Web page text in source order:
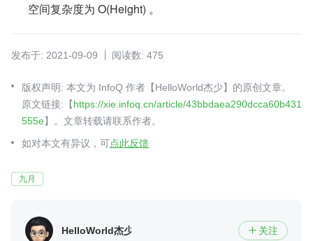
空间复杂度为 O(Height) 。
发布于: 2021-09-09 阅读数: 475
版权声明: 本文为 InfoQ 作者【HelloWorld杰少】的原创文章。
原文链接:【https://xie.infoq.cn/article/43bbdaea290dcca60b431
555e】。文章转载请联系作者。
如对本文有异议，可点此反馈
九月
HelloWorld杰少  关注